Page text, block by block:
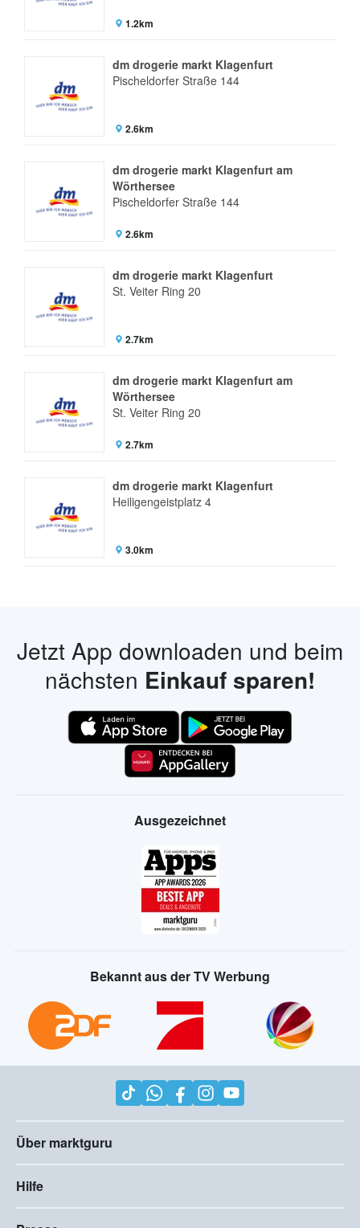
1.2km
dm drogerie markt Klagenfurt
Pischeldorfer Straße 144
2.6km
dm drogerie markt Klagenfurt am
Wörthersee
Pischeldorfer Straße 144
2.6km
dm drogerie markt Klagenfurt
St. Veiter Ring 20
2.7km
dm drogerie markt Klagenfurt am
Wörthersee
St. Veiter Ring 20
2.7km
dm drogerie markt Klagenfurt
Heiligengeistplatz 4
3.0km
Jetzt App downloaden und beim
nächsten Einkauf sparen!
Ausgezeichnet
Bekannt aus der TV Werbung
Über marktguru
Hilfe